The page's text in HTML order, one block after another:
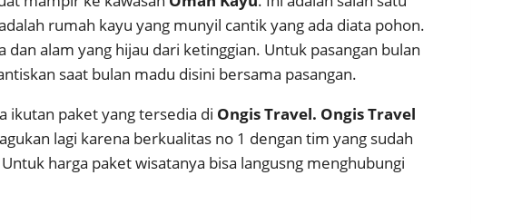
rumah kayu yang munyil cantik yang ada diata pohon.
alam yang hijau dari ketinggian. Untuk pasangan bulan
saat bulan madu disini bersama pasangan.
ikutan paket yang tersedia di Ongis Travel. Ongis Travel
lagi karena berkualitas no 1 dengan tim yang sudah
harga paket wisatanya bisa langusng menghubungi